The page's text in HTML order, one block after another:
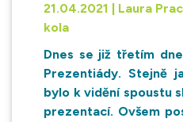
21.04.2021 | Laura
kola
Dnes se již třetím
Prezentiády. Stejně
bylo k vidění spoustu
prezentací. Ovšem